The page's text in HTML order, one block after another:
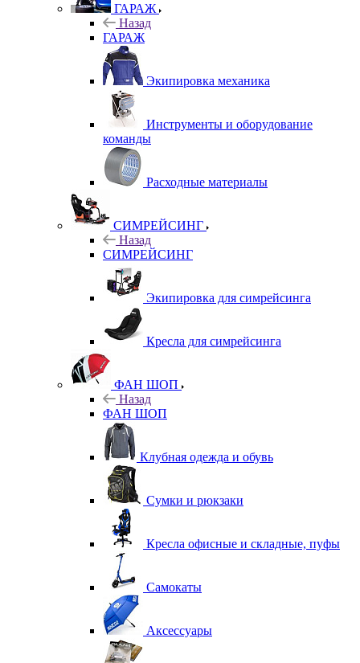
ГАРАЖ
Назад
ГАРАЖ
Экипировка механика
Инструменты и оборудование
команды
Расходные материалы
СИМРЕЙСИНГ
Назад
СИМРЕЙСИНГ
Экипировка для симрейсинга
Кресла для симрейсинга
ФАН ШОП
Назад
ФАН ШОП
Клубная одежда и обувь
Сумки и рюкзаки
Кресла офисные и складные, пуфы
Самокаты
Аксессуары